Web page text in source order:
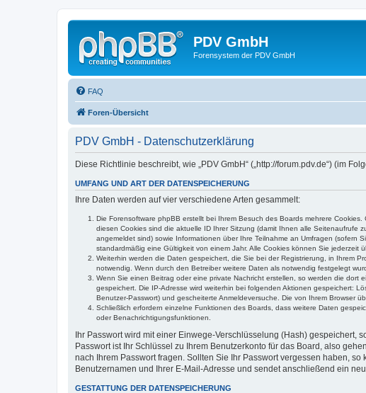
PDV GmbH
Forensystem der PDV GmbH
FAQ
Foren-Übersicht
PDV GmbH - Datenschutzerklärung
Diese Richtlinie beschreibt, wie „PDV GmbH“ („http://forum.pdv.de“) (im
UMFANG UND ART DER DATENSPEICHERUNG
Ihre Daten werden auf vier verschiedene Arten gesammelt:
Die Forensoftware phpBB erstellt bei Ihrem Besuch des Boards mehrere
diesen Cookies sind die aktuelle ID Ihrer Sitzung (damit Ihnen alle
angemeldet sind) sowie Informationen über Ihre Teilnahme an Umfragen (sofern
standardmäßig eine Gültigkeit von einem Jahr. Alle Cookies können Sie jederzeit
Weiterhin werden die Daten gespeichert, die Sie bei der Registrierung, in Ihrem
notwendig. Wenn durch den Betreiber weitere Daten als notwendig festgelegt
Wenn Sie einen Beitrag oder eine private Nachricht erstellen, so werden die
gespeichert. Die IP-Adresse wird weiterhin bei folgenden Aktionen gespeichert:
Benutzer-Passwort) und gescheiterte Anmeldeversuche. Die von Ihrem Browser
Schließlich erfordern einzelne Funktionen des Boards, dass weitere Daten
oder Benachrichtigungsfunktionen.
Ihr Passwort wird mit einer Einwege-Verschlüsselung (Hash) gespeichert,
Passwort ist Ihr Schlüssel zu Ihrem Benutzerkonto für das Board, also
nach Ihrem Passwort fragen. Sollten Sie Ihr Passwort vergessen haben,
Benutzernamen und Ihrer E-Mail-Adresse und sendet anschließend ein
GESTATTUNG DER DATENSPEICHERUNG